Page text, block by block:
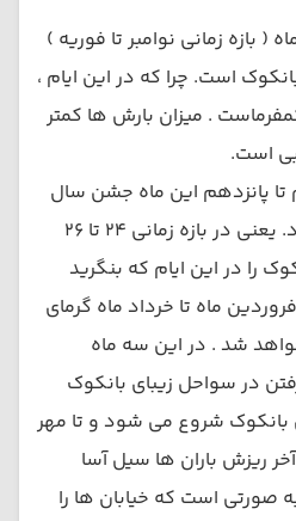
( بازه زمانی نوامبر تا فوریه )
است. چرا که در این ایام ،
. میزان بارش ها کمتر
است.
تا پانزدهم این ماه جشن سال
نوی تایلندی برگزار می شود. یعنی در بازه زمانی 24 تا 26
را در این ایام که بنگرید
ماه تا خرداد ماه گرمای
شد . در این سه ماه
در سواحل زیبای بانکوک
بانکوک شروع می شود و تا مهر
ریزش باران ها سیل آسا
صورتی است که خیابان ها را